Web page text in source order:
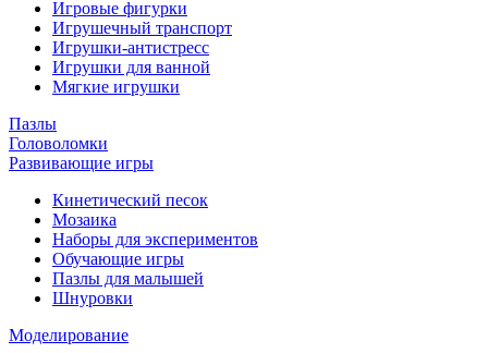
Игровые фигурки
Игрушечный транспорт
Игрушки-антистресс
Игрушки для ванной
Мягкие игрушки
Пазлы
Головоломки
Развивающие игры
Кинетический песок
Мозаика
Наборы для экспериментов
Обучающие игры
Пазлы для малышей
Шнуровки
Моделирование